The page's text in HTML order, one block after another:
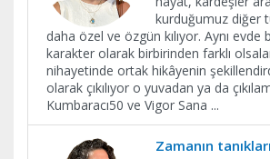
kurduğumuz diğer
daha özel ve özgün kılıyor. Aynı evde
karakter olarak birbirinden farklı
nihayetinde ortak hikâyenin
olarak çıkılıyor o yuvadan ya da
Kumbaracı50 ve Vigor Sana ...
Zamanın tanıkları